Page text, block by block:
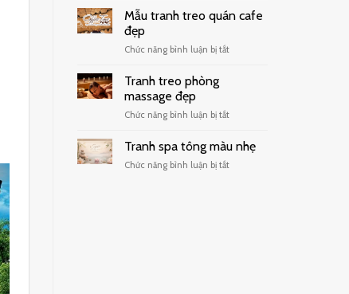
hiện
decor
tối
Mẫu tranh treo quán cafe
đẹp
Chức năng bình luận bị tắtở
cafe
Tranh treo phòng
massage đẹp
Chức năng bình luận bị tắtở
treo
phòng
massage
Tranh spa tông màu nhẹ
Chức năng bình luận bị tắtở